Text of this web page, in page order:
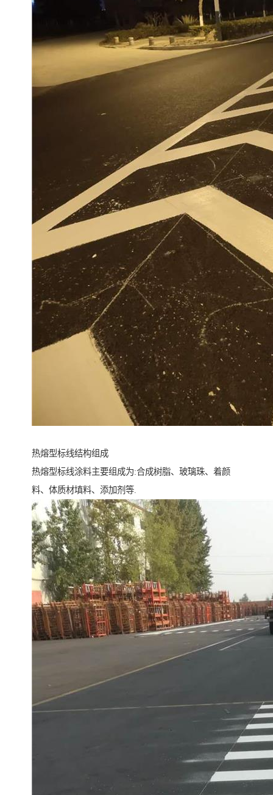
热熔型标线结构组成
热熔型标线涂料主要组成为:合成树脂、玻璃珠、着颜
料、体质材填料、添加剂等.